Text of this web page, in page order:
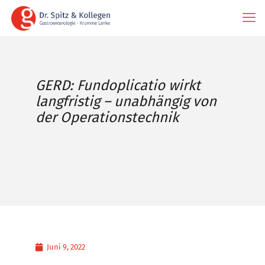
GERD: Fundoplicatio wirkt
langfristig – unabhängig von
der Operationstechnik
Juni 9, 2022